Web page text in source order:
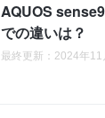
AQUOS
での違いは？
最終更新：2024年11